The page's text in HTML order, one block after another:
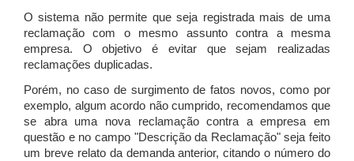
O sistema não permite que seja registrada mais de uma
reclamação com o mesmo assunto contra a mesma
empresa. O objetivo é evitar que sejam realizadas
reclamações duplicadas.
Porém, no caso de surgimento de fatos novos, como por
exemplo, algum acordo não cumprido, recomendamos que
se abra uma nova reclamação contra a empresa em
questão e no campo "Descrição da Reclamação" seja feito
um breve relato da demanda anterior, citando o número do